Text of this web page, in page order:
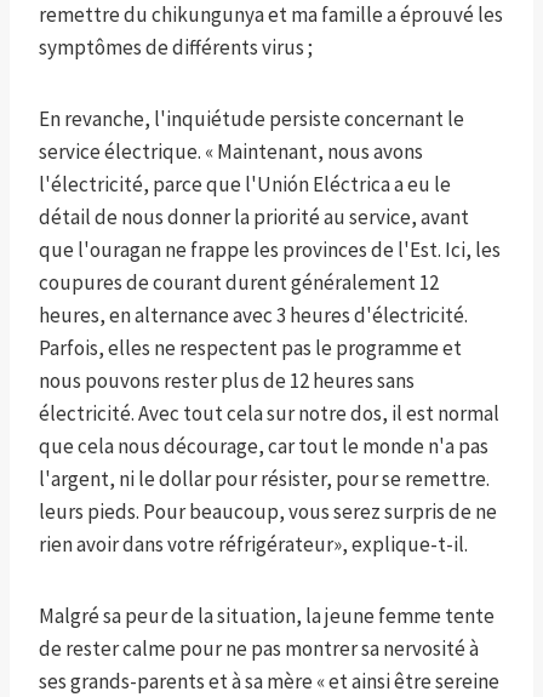
remettre du chikungunya et ma famille a éprouvé les
symptômes de différents virus ;
En revanche, l'inquiétude persiste concernant le
service électrique. « Maintenant, nous avons
l'électricité, parce que l'Unión Eléctrica a eu le
détail de nous donner la priorité au service, avant
que l'ouragan ne frappe les provinces de l'Est. Ici, les
coupures de courant durent généralement 12
heures, en alternance avec 3 heures d'électricité.
Parfois, elles ne respectent pas le programme et
nous pouvons rester plus de 12 heures sans
électricité. Avec tout cela sur notre dos, il est normal
que cela nous décourage, car tout le monde n'a pas
l'argent, ni le dollar pour résister, pour se remettre.
leurs pieds. Pour beaucoup, vous serez surpris de ne
rien avoir dans votre réfrigérateur», explique-t-il.
Malgré sa peur de la situation, la jeune femme tente
de rester calme pour ne pas montrer sa nervosité à
ses grands-parents et à sa mère « et ainsi être sereine